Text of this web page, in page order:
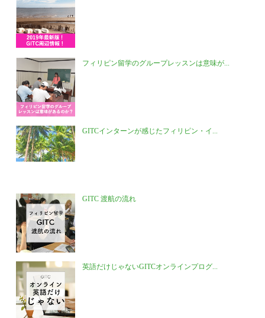
フィリピン留学のグループレッスンは意味が...
GITCインターンが感じたフィリピン・イ...
GITC 渡航の流れ
英語だけじゃないGITCオンラインプログ...